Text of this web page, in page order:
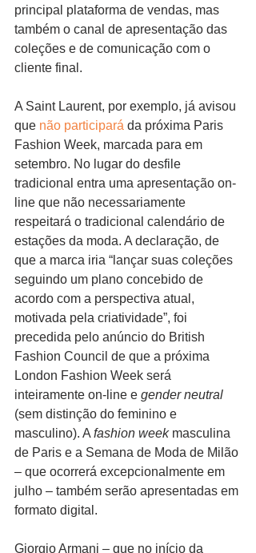
principal plataforma de vendas, mas
também o canal de apresentação das
coleções e de comunicação com o
cliente final.
A Saint Laurent, por exemplo, já avisou
que não participará da próxima Paris
Fashion Week, marcada para em
setembro. No lugar do desfile
tradicional entra uma apresentação on-
line que não necessariamente
respeitará o tradicional calendário de
estações da moda. A declaração, de
que a marca iria “lançar suas coleções
seguindo um plano concebido de
acordo com a perspectiva atual,
motivada pela criatividade”, foi
precedida pelo anúncio do British
Fashion Council de que a próxima
London Fashion Week será
inteiramente on-line e gender neutral
(sem distinção do feminino e
masculino). A fashion week masculina
de Paris e a Semana de Moda de Milão
– que ocorrerá excepcionalmente em
julho – também serão apresentadas em
formato digital.
Giorgio Armani – que no início da